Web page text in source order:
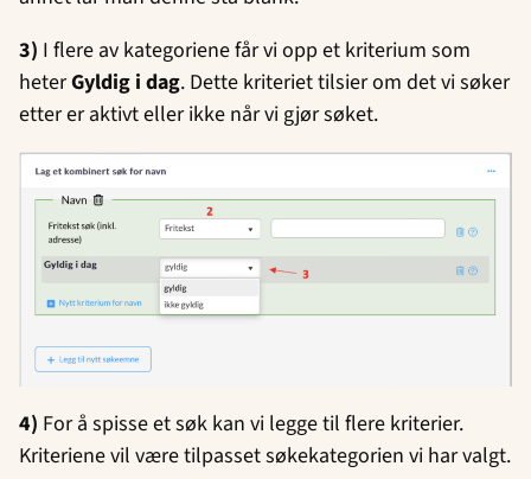
3) I flere av kategoriene får vi opp et kriterium som
heterGyldig i dag. Dette kriteriet tilsier om det vi søker
etter er aktivt eller ikke når vi gjør søket.
4) For å spisse et søk kan vi legge til flere kriterier.
Kriteriene vil være tilpasset søkekategorien vi har valgt.